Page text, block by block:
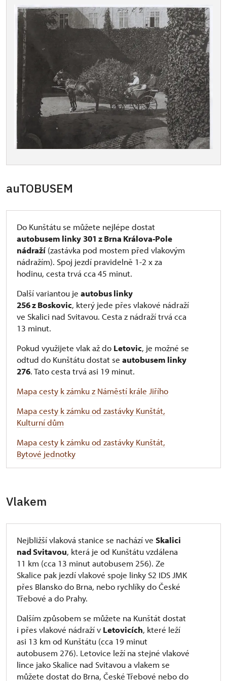
auTOBUSEM
Do Kunštátu se můžete nejlépe dostat
autobusem linky301 z Brna Králova-Pole
nádraží (zastávka pod mostem před vlakovým
nádražím). Spoj jezdí pravidelně 1-2 x za
hodinu, cesta trvá cca 45 minut.
Další variantou je autobus linky
256 z Boskovic, který jede přes vlakové nádraží
ve Skalici nad Svitavou. Cesta z nádraží trvá cca
13 minut.
Pokud využijete vlak až do Letovic, je možné se
odtud do Kunštátu dostat se autobusem linky
276. Tato cesta trvá asi 19 minut.
Mapa cesty k zámku z Náměstí krále Jiřího
Mapa cesty k zámku od zastávky Kunštát,
Kulturní dům
Mapa cesty k zámku od zastávky Kunštát,
Bytové jednotky
Vlakem
Nejbližší vlaková stanice se nachází ve Skalici
nad Svitavou, která je od Kunštátu vzdálena
11 km (cca 13 minut autobusem 256). Ze
Skalice pak jezdí vlakové spoje linky S2 IDS JMK
přes Blansko do Brna, nebo rychlíky do České
Třebové a do Prahy.
Dalším způsobem se můžete na Kunštát dostat
i přes vlakové nádraží v Letovicích, které leží
asi 13 km od Kunštátu (cca 19 minut
autobusem 276). Letovice leží na stejné vlakové
lince jako Skalice nad Svitavou a vlakem se
můžete dostat do Brna, České Třebové nebo do